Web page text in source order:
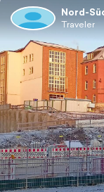
Nord-
Traveler